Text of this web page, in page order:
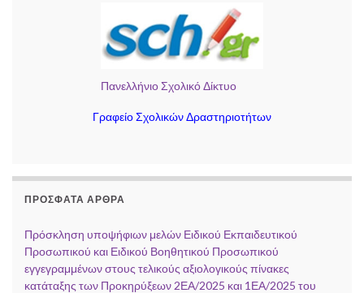
Πανελλήνιο Σχολικό Δίκτυο
Γραφείο Σχολικών Δραστηριοτήτων
ΠΡΌΣΦΑΤΑ ΆΡΘΡΑ
Πρόσκληση υποψήφιων μελών Ειδικού Εκπαιδευτικού
Προσωπικού και Ειδικού Βοηθητικού Προσωπικού
εγγεγραμμένων στους τελικούς αξιολογικούς πίνακες
κατάταξης των Προκηρύξεων 2ΕΑ/2025 και 1ΕΑ/2025 του